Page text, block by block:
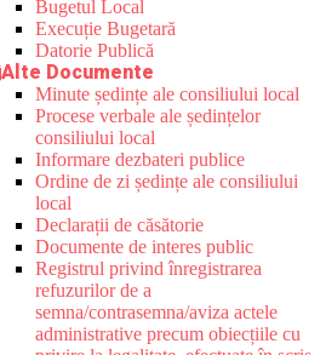
Bugetul Local
Execuție Bugetară
Datorie Publică
Alte Documente
Minute ședințe ale consiliului local
Procese verbale ale ședințelor
consiliului local
Informare dezbateri publice
Ordine de zi ședințe ale consiliului
local
Declarații de căsătorie
Documente de interes public
Registrul privind înregistrarea
refuzurilor de a
semna/contrasemna/aviza actele
administrative precum obiecțiile cu